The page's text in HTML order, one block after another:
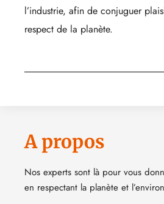
l’industrie, afin de conjuguer
respect de la planète.
A propos
Nos experts sont là pour vous
en respectant la planète et